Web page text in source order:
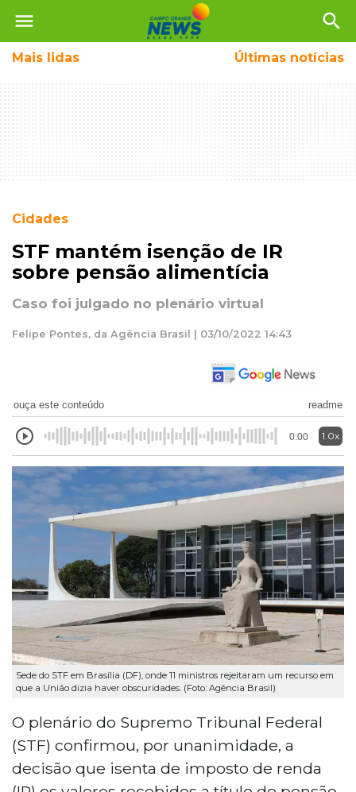
menu search
Mais lidas Últimas notícias
Cidades
STF mantém isenção de IR
sobre pensão alimentícia
Caso foi julgado no plenário virtual
Felipe Pontes, da Agência Brasil | 03/10/2022 14:43
ouça este conteúdo readme
0:00 1.0x
Sede do STF em Brasília (DF), onde 11 ministros rejeitaram um recurso em
que a União dizia haver obscuridades. (Foto: Agência Brasil)
O plenário do Supremo Tribunal Federal
(STF) confirmou, por unanimidade, a
decisão que isenta de imposto de renda